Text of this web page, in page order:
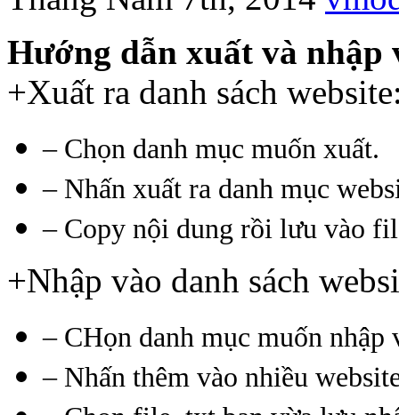
Hướng dẫn xuất và nhập
+Xuất ra danh sách
– Chọn danh mục muốn xuất.
– Nhấn xuất ra danh mục
– Copy nội dung rồi lưu vào
+Nhập vào danh sách
– CHọn danh mục muốn nhập
– Nhấn thêm vào nhiều